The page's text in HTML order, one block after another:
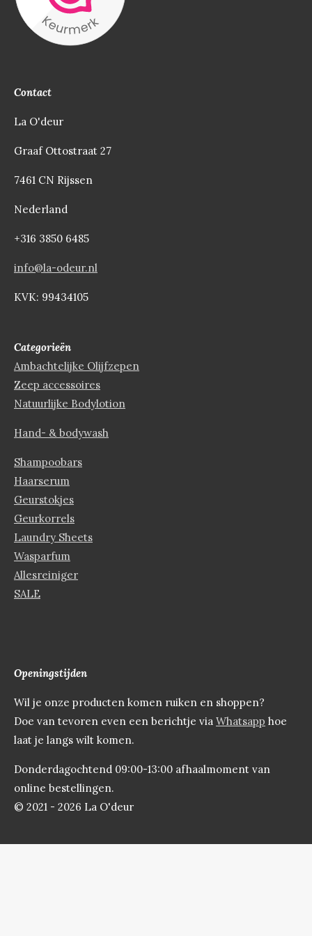
Contact
La O'deur
Graaf Ottostraat 27
7461 CN Rijssen
Nederland
+316 3850 6485
info@la-odeur.nl
KVK: 99434105
Categorieën
Ambachtelijke Olijfzepen
Zeep accessoires
Natuurlijke Bodylotion
Hand- & bodywash
Shampoobars
Haarserum
Geurstokjes
Geurkorrels
Laundry Sheets
Wasparfum
Allesreiniger
SALE
Openingstijden
Wil je onze producten komen ruiken en shoppen?
Doe van tevoren even een berichtje via Whatsapp hoe
laat je langs wilt komen.
Donderdagochtend 09:00-13:00 afhaalmoment van
online bestellingen.
© 2021 - 2026 La O'deur